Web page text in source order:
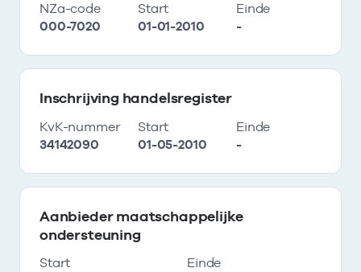
NZa-code
000-7020
Start
01-01-2010
Einde
-
Inschrijving handelsregister
KvK-nummer
34142090
Start
01-05-2010
Einde
-
Aanbieder maatschappelijke
ondersteuning
Start
Einde